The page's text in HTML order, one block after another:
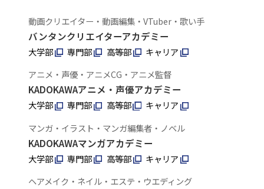
動画クリエイター・動画編集・VTuber・歌い手
バンタンクリエイターアカデミー
大学部 専門部 高等部
キャリア
アニメ・声優・アニメCG・アニメ監督
KADOKAWAアニメ・声優アカデミー
大学部 専門部 高等部
キャリア
マンガ・イラスト・マンガ編集者・ノベル
KADOKAWAマンガアカデミー
大学部 専門部 高等部
キャリア
ヘアメイク・ネイル・エステ・ウエディング